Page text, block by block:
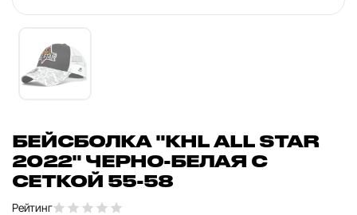
БЕЙСБОЛКА "KHL ALL STAR
2022" ЧЕРНО-БЕЛАЯ С
СЕТКОЙ 55-58
Рейтинг